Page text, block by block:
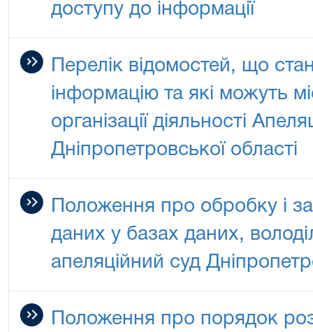
доступу до інформації
Перелік відомостей, що
інформацію та які можуть
організації діяльності
Дніпропетровської області
Положення про обробку і
даних у базах даних,
апеляційний суд
Положення про порядок